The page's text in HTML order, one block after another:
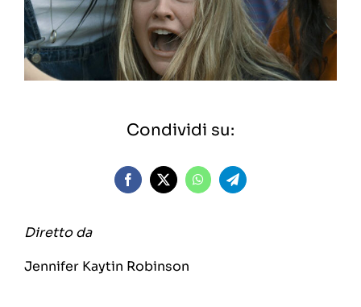
Condividi su:
Diretto da
Jennifer Kaytin Robinson